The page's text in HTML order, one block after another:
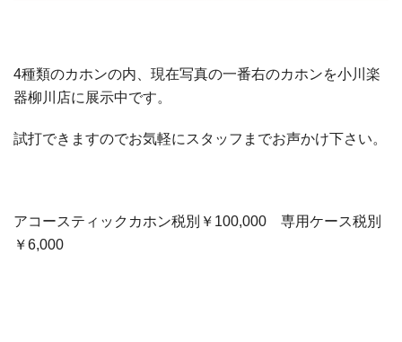
4種類のカホンの内、現在写真の一番右のカホンを小川楽
器柳川店に展示中です。
試打できますのでお気軽にスタッフまでお声かけ下さい。
アコースティックカホン税別￥100,000 専用ケース税別
￥6,000